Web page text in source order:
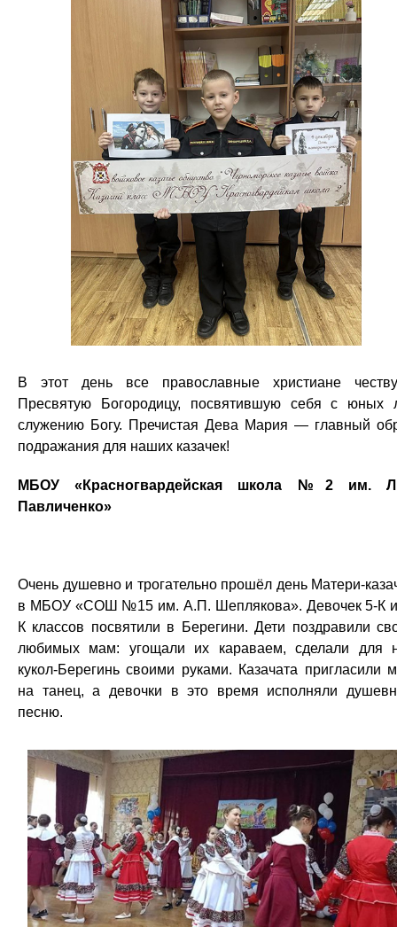
В этот день все православные христиане
Пресвятую Богородицу, посвятившую себя с юных
служению Богу. Пречистая Дева Мария — главный
подражания для наших казачек!
МБОУ «Красногвардейская школа №2 им.
Павличенко»
Очень душевно и трогательно прошёл день Матери-
в МБОУ «СОШ №15 им. А.П. Шеплякова». Девочек 5-К
К классов посвятили в Берегини. Дети поздравили
любимых мам: угощали их караваем, сделали для
кукол-Берегинь своими руками. Казачата пригласили
на танец, а девочки в это время исполняли
песню.